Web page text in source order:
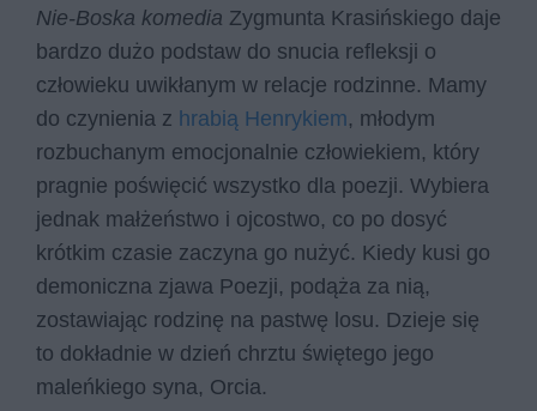
Nie-Boska komedia Zygmunta Krasińskiego daje
bardzo dużo podstaw do snucia refleksji o
człowieku uwikłanym w relacje rodzinne. Mamy
do czynienia z hrabią Henrykiem, młodym
rozbuchanym emocjonalnie człowiekiem, który
pragnie poświęcić wszystko dla poezji. Wybiera
jednak małżeństwo i ojcostwo, co po dosyć
krótkim czasie zaczyna go nużyć. Kiedy kusi go
demoniczna zjawa Poezji, podąża za nią,
zostawiając rodzinę na pastwę losu. Dzieje się
to dokładnie w dzień chrztu świętego jego
maleńkiego syna, Orcia.